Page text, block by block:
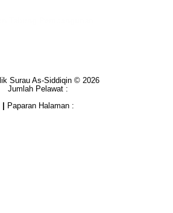
Surau As-Siddiqin © 2026
Jumlah Pelawat :
Paparan Halaman :